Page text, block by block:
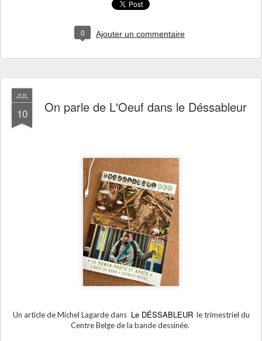
0 Ajouter un commentaire
JUL
10 On parle de L'Oeuf dans le Déssableur
Un article de Michel Lagarde dans Le DÉSSABLEURle trimestriel du
Centre Belge de la bande dessinée.